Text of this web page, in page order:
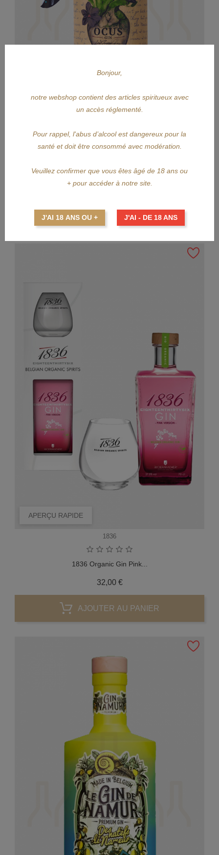
OCUS Gin
AJOUTER AU PANIER
APERÇU RAPIDE
1836
1836 Organic Gin Pink...
32,00 €Prix
AJOUTER AU PANIER
Bonjour,
notre webshop contient des articles spiritueux avec
un accès réglementé.
Pour rappel, l'abus d’alcool est dangereux pour la
santé et doit être consommé avec modération.
Veuillez confirmer que vous êtes âgé de 18 ans ou
+ pour accéder à notre site.
J'AI 18 ANS OU + J'AI - DE 18 ANS